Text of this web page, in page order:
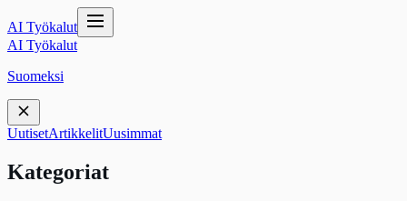
AI Työkalut
AI Työkalut
Suomeksi
UutisetArtikkelitUusimmat
Kategoriat